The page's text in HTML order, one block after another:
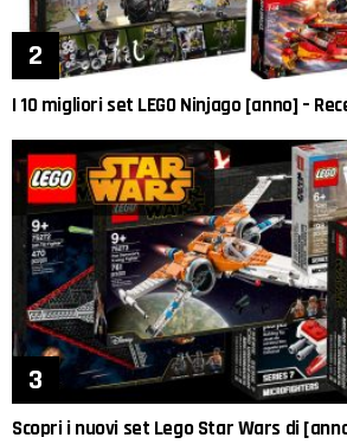
I 10 migliori set LEGO Ninjago [anno] –
Scopri i nuovi set Lego Star Wars di